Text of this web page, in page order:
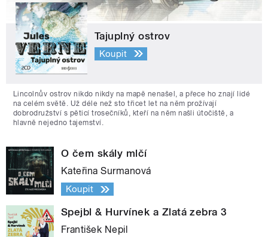
Tajuplný ostrov
Koupit
Lincolnův ostrov nikdo nikdy na mapě nenašel, a přece ho znají lidé
na celém světě. Už déle než sto třicet let na něm prožívají
dobrodružství s pěticí trosečníků, kteří na něm našli útočiště, a
hlavně nejedno tajemství.
O čem skály mlčí
Kateřina Surmanová
Koupit
Spejbl & Hurvínek a Zlatá zebra 3
František Nepil